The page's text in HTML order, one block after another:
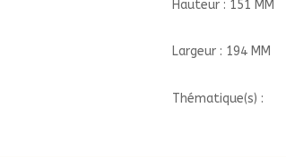
Hauteur : 151 MM
Largeur : 194 MM
Thématique(s) :